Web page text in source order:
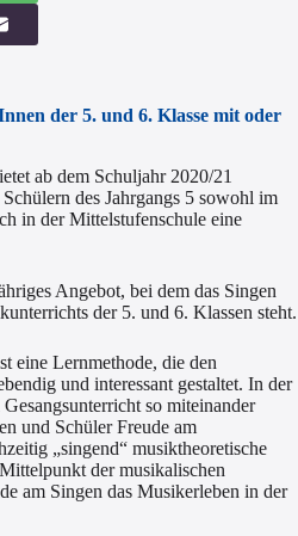
der 5. und 6. Klasse mit oder
ab dem Schuljahr 2020/21
des Jahrgangs 5 sowohl im
in der Mittelstufenschule eine
Angebot, bei dem das Singen
der 5. und 6. Klassen steht.
eine Lernmethode, die den
und interessant gestaltet. In der
so miteinander
und Schüler Freude am
„singend“ musiktheoretische
der musikalischen
am Singen das Musikerleben in der